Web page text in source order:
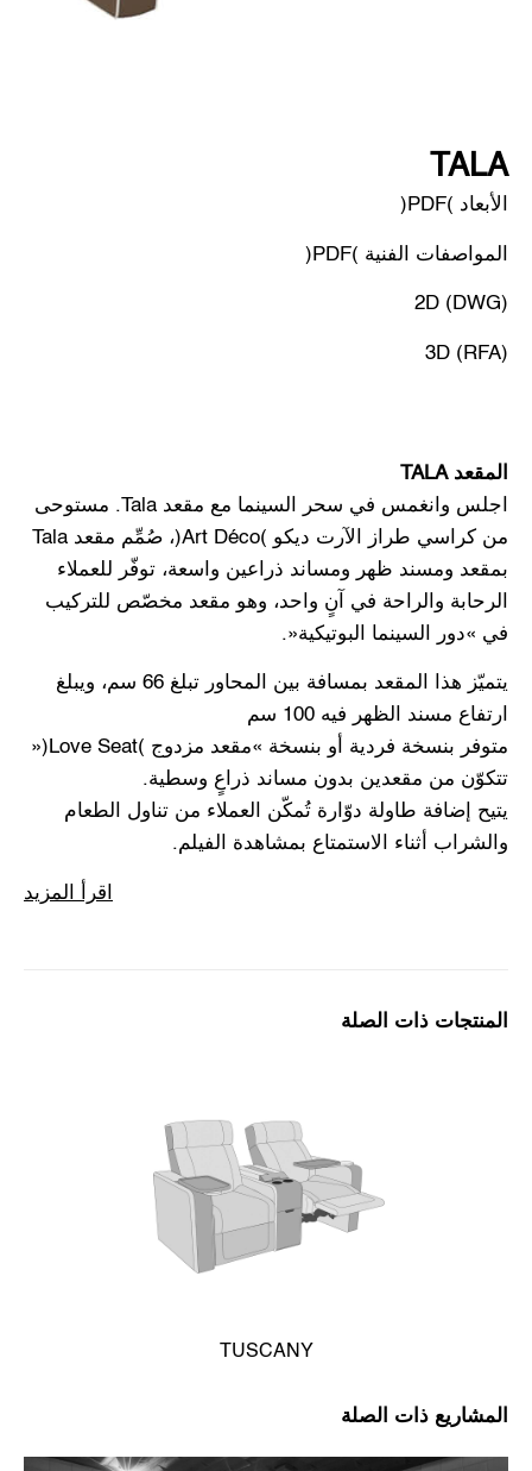
TALA
الأبعاد (PDF)
المواصفات الفنية (PDF)
2D (DWG)
3D (RFA)
المقعد TALA
اجلس وانغمس في سحر السينما مع مقعد Tala. مستوحى
من كراسي طراز الآرت ديكو (Art Déco)، صُمِّم مقعد Tala
بمقعد ومسند ظهر ومساند ذراعين واسعة، توفّر للعملاء
الرحابة والراحة في آنٍ واحد، وهو مقعد مخصّص للتركيب
في «دور السينما البوتيكية».
يتميّز هذا المقعد بمسافة بين المحاور تبلغ 66 سم، ويبلغ
ارتفاع مسند الظهر فيه 100 سم
متوفر بنسخة فردية أو بنسخة «مقعد مزدوج (Love Seat)»
تتكوّن من مقعدين بدون مساند ذراعٍ وسطية.
يتيح إضافة طاولة دوّارة تُمكّن العملاء من تناول الطعام
والشراب أثناء الاستمتاع بمشاهدة الفيلم.
اقرأ المزيد
المنتجات ذات الصلة
TUSCANY
المشاريع ذات الصلة